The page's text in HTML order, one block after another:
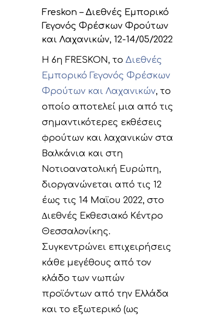
Freskon – Διεθνές Εμπορικό
Γεγονός Φρέσκων Φρούτων
και Λαχανικών, 12-14/05/2022
Η 6η FRESKON, τοΔιεθνές
Εμπορικό Γεγονός Φρέσκων
Φρούτων και Λαχανικών, το
οποίο αποτελεί µια από τις
σηµαντικότερες εκθέσεις
φρούτων και λαχανικών στα
Βαλκάνια και στη
Νοτιοανατολική Ευρώπη,
διοργανώνεται από τις 12
έως τις 14 Μαϊου 2022, στο
∆ιεθνές Εκθεσιακό Κέντρο
Θεσσαλονίκης.
Συγκεντρώνει επιχειρήσεις
κάθε µεγέθους από τον
κλάδο των νωπών
προϊόντων από την Ελλάδα
και το εξωτερικό (ως